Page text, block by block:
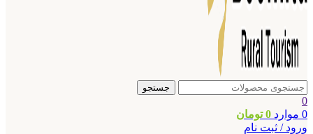
جستجو
0
0 موارد 0 تومان
ورود / ثبت نام